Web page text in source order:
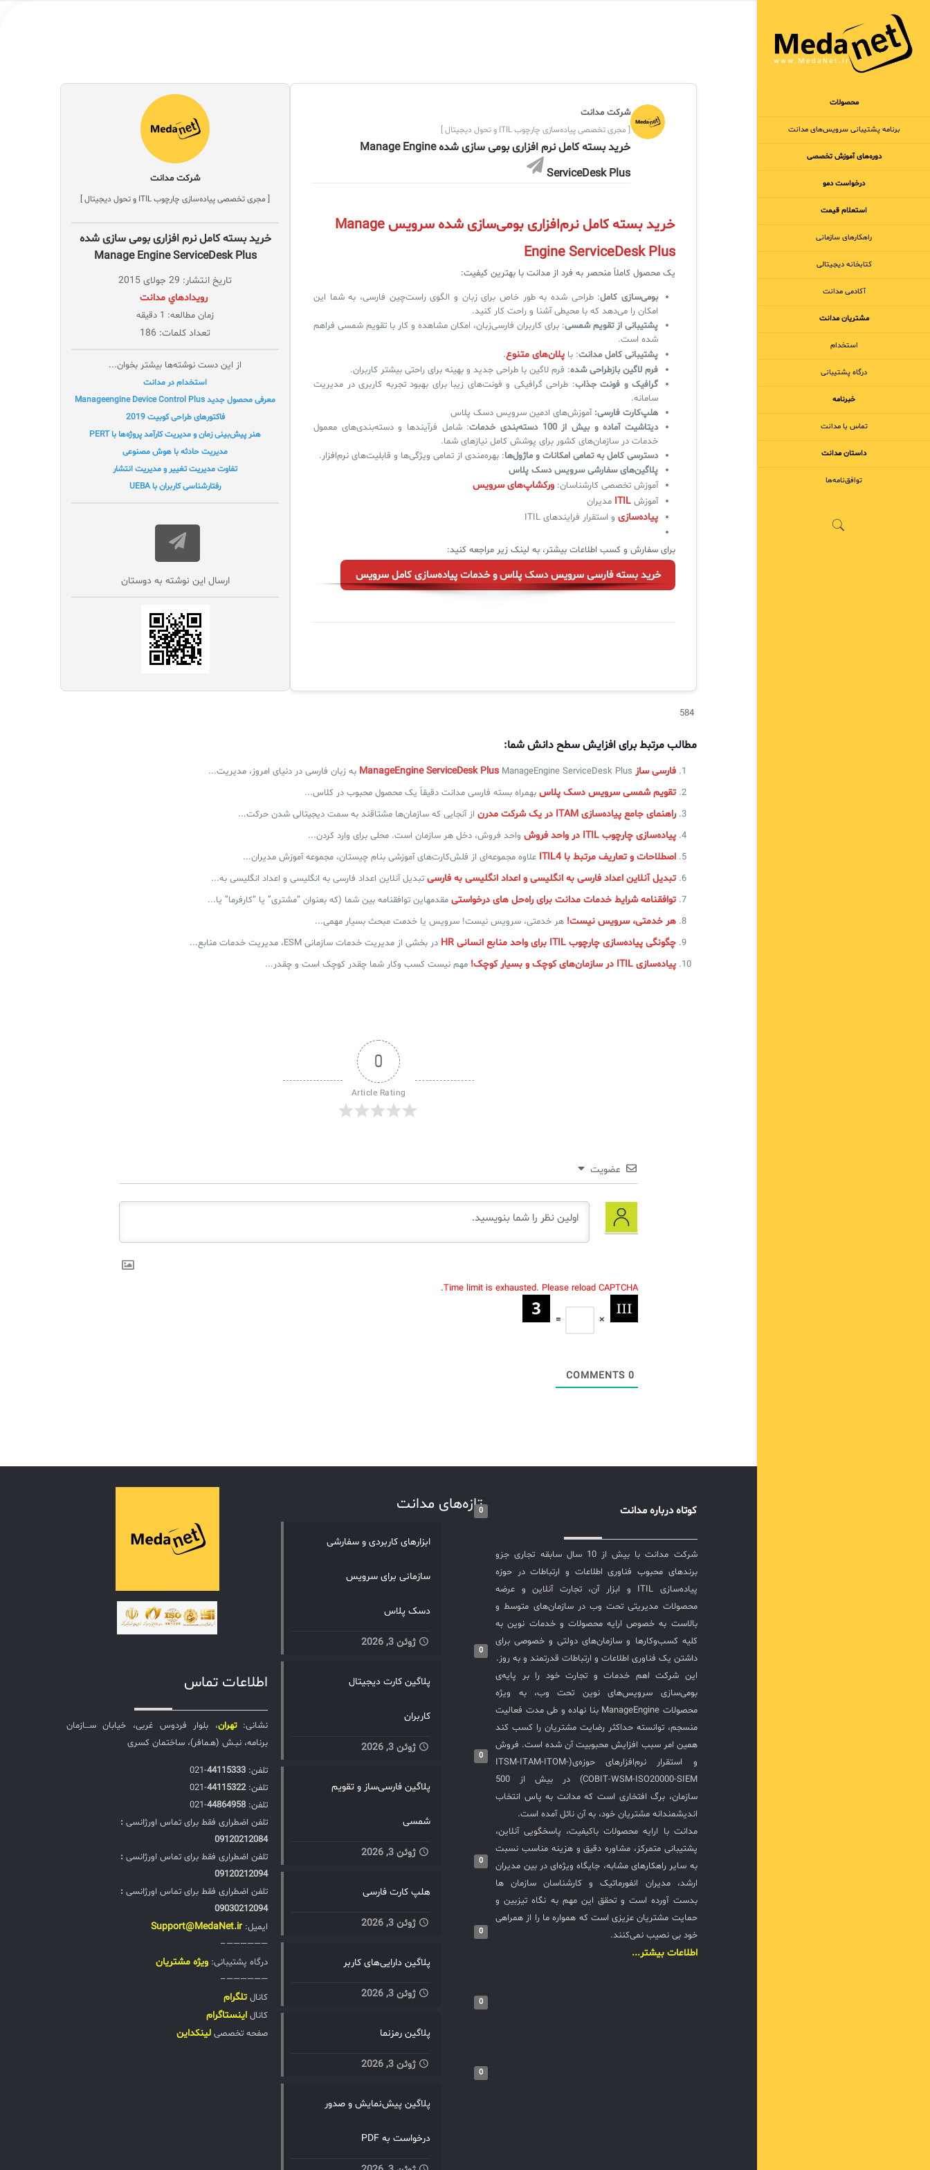
محصولات
برنامه‌ پشتیبانی سرویس‌های مدانت
دوره‌های آموزش تخصصی
درخواست دمو
استعلام قیمت
راهکارهای سازمانی
کتابخانه دیجیتالی
آکادمی مدانت
مشتریان مدانت
استخدام
درگاه پشتیبانی
خبرنامه
تماس با مدانت
داستان مدانت
توافق‌نامه‌ها
شرکت مدانت
[ مجری تخصصی پیاده‌سازی چارچوب ITIL و تحول دیجیتال ]
خرید بسته کامل نرم افزاری بومی سازی شده Manage Engine
ServiceDesk Plus
خرید بسته کامل نرم‌افزاری بومی‌سازی شده سرویس Manage
Engine ServiceDesk Plus
یک محصول کاملاً منحصر به فرد از مدانت با بهترین کیفیت:
بومی‌سازی کامل: طراحی شده به طور خاص برای زبان و الگوی راست‌چین فارسی، به شما این
امکان را می‌دهد که با محیطی آشنا و راحت کار کنید.
پشتیبانی از تقویم شمسی: برای کاربران فارسی‌زبان، امکان مشاهده و کار با تقویم شمسی فراهم
شده است.
پشتیبانی کامل مدانت: با پلان‌های متنوع.
فرم لاگین بازطراحی شده: فرم لاگین با طراحی جدید و بهینه برای راحتی بیشتر کاربران.
گرافیک و فونت جذاب: طراحی گرافیکی و فونت‌های زیبا برای بهبود تجربه کاربری در مدیریت
سامانه.
هلپ‌کارت فارسی:آموزش‌های ادمین سرویس دسک پلاس
دیتاشیت آماده و بیش از 100 دسته‌بندی خدمات
: شامل فرآیندها و دسته‌بندی‌های معمول
خدمات در سازمان‌های کشور برای پوشش کامل نیازهای شما.
دسترسی کامل به تمامی امکانات و ماژول‌ها: بهره‌مندی از تمامی ویژگی‌ها و قابلیت‌های نرم‌افزار.
پلاگین‌های سفارشی سرویس دسک پلاس
آموزش تخصصی کارشناسان: ورکشاپ‌های سرویس
آموزش ITIL مدیران
پیاده‌سازی و استقرار فرایندهای ITIL
برای سفارش و کسب اطلاعات بیشتر، به لینک زیر مراجعه کنید:
خرید بسته فارسی سرویس دسک پلاس و خدمات پیاده‌سازی کامل سرویس
شرکت مدانت
[ مجری تخصصی پیاده‌سازی چارچوب ITIL و تحول دیجیتال ]
خرید بسته کامل نرم افزاری بومی سازی شده
Manage Engine ServiceDesk Plus
تاریخ انتشار: 29 جولای 2015
‌ رويدادهاي مدانت
زمان مطالعه: 1 دقیقه
تعداد کلمات: 186
از این دست نوشته‌ها بیشتر بخوان...
استخدام در مدانت
معرفی محصول جدید Manageengine Device Control Plus
فاکتورهای طراحی کوبیت 2019
هنر پیش‌بینی زمان و مدیریت کارآمد پروژه‌ها با PERT
مدیریت حادثه با هوش مصنوعی
تفاوت مدیریت تغییر و مدیریت انتشار
رفتارشناسی کاربران با UEBA
ارسال این نوشته به دوستان‌
584
مطالب مرتبط برای افزایش سطح دانش شما:
فارسی ساز ManageEngine ServiceDesk Plus ManageEngine ServiceDesk Plus به زبان فارسی در دنیای امروز، مدیریت...
تقویم شمسی سرویس دسک پلاس بهمراه بسته فارسی مدانت دقیقاً یک محصول محبوب در کلاس...
راهنمای جامع پیاده‌سازی ITAM در یک شرکت مدرن از آنجایی که سازمان‌ها مشتاقند به سمت دیجیتالی شدن حرکت...
پیاده‌سازی چارچوب ITIL در واحد فروش واحد فروش، دخل هر سازمان است. محلی برای وارد کردن...
اصطلاحات و تعاریف مرتبط با ITIL4 علاوه مجموعه‌ای از فلش‌کارت‌های آموزشی بنام چیستان، مجموعه‌ آموزش مدیران...
تبدیل آنلاین اعداد فارسی به انگلیسی و اعداد انگلیسی به فارسی تبدیل آنلاین اعداد فارسی به انگلیسی و اعداد انگلیسی به...
توافقنامه شرایط خدمات مدانت برای راه‌حل های درخواستی مقدمهاین توافقنامه بین شما (که بعنوان “مشتری” یا “کارفرما” یا...
هر خدمتی، سرویس نیست! هر خدمتی، سرویس نیست! سرویس یا خدمت مبحث بسیار مهمی...
چگونگی پیاده‌سازی چارچوب ITIL‌ برای واحد منابع انسانی HR در بخشی از مدیریت خدمات سازمانی ESM، مدیریت خدمات منابع...
پیاده‌سازی ITIL در سازمان‌های کوچک و بسیار کوچک! مهم نیست کسب وکار شما چقدر کوچک است و چقدر...
0
Article Rating
عضویت
Time limit is exhausted. Please reload CAPTCHA.
×
=
0
COMMENTS
کوتاه درباره مدانت
شرکت مدانت با بیش از 10 سال سابقه تجاری جزو
برندهای محبوب فناوری اطلاعات و ارتباطات در حوزه
پیاده‌سازی ITIL و ابزار آن، تجارت آنلاین و عرضه
محصولات مدیریتی تحت وب در سازمان‌های متوسط و
بالاست به خصوص ارایه محصولات و خدمات نوین به
کلیه کسب‌وکارها و سازمان‌های دولتی و خصوصی برای
داشتن یک فناوری اطلاعات و ارتباطات قدرتمند و به روز.
این شرکت اهم خدمات و تجارت خود را بر پایه‌ی
بومی‌سازی سرویس‌های نوین تحت وب، به ویژه
محصولات ManageEngine بنا نهاده و طی مدت فعالیت
منسجم، توانسته حداکثر رضایت مشتریان را کسب کند
همین امر سبب افزایش محبوبیت آن شده است. فروش
و استقرار نرم‌افزارهای حوزه‌ی(ITSM-ITAM-ITOM-
COBIT-WSM-ISO20000-SIEM) در بیش از 500
سازمان، برگ افتخاری است که مدانت به پاس انتخاب
اندیشمندانه مشتریان خود، به آن نائل آمده است.
مدانت با ارایه محصولات باکیفیت، پاسخگویی آنلاین،
پشتیبانی متمرکز، مشاوره دقیق و هزینه مناسب نسبت
به سایر راهکارهای مشابه، جایگاه ویژه‌ای در بین مدیران
ارشد، مدیران انفورماتیک و کارشناسان سازمان ها
بدست آورده است و تحقق این مهم به نگاه تیزبین و
حمایت مشتریان عزیزی است که همواره ما را از همراهی
خود بی نصیب نمی‌کنند.
اطلاعات بیشتر...
تازه‌های مدانت
0
ابزارهای کاربردی و سفارشی
سازمانی برای سرویس
دسک پلاس
ژوئن 3, 2026
0
پلاگین کارت دیجیتال
کاربران
ژوئن 3, 2026
0
پلاگین فارسی‌ساز و تقویم
شمسی
ژوئن 3, 2026
0
هلپ کارت فارسی
ژوئن 3, 2026
0
پلاگین دارایی‌های کاربر
ژوئن 3, 2026
0
پلاگین رمزنما
ژوئن 3, 2026
0
پلاگین پیش‌نمایش و صدور
درخواست به PDF
اطلاعات تماس
نشانی:تهران، بلوار فردوس غربی، خیابان ســـازمان
برنامه، نبـش (هـمافر)، ساختمان کسری
تلفن:‌ 44115333
-021
تلفن:‌44115322
-021
تلفن:‌ 44864958
-021
تلفن اضطراری فقط برای تماس اورژانسی :
09120212084
تلفن اضطراری فقط برای تماس اورژانسی :
09120212094
تلفن اضطراری فقط برای تماس اورژانسی :
09030212094
ایمیل: Support@MedaNet.ir
——————–
درگاه پشتیبانی: ويژه مشتریان
——————–
کانال تلگرام
کانال اینستاگرام
صفحه تخصصی لینکداین